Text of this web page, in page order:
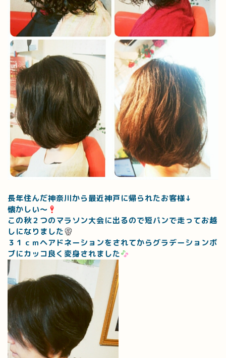
長年住んだ神奈川から最近神戸に帰られたお客様↓
懐かしい～
この秋２つのマラソン大会に出るので短パンで走ってお越
しになりました
３１ｃｍヘアドネーションをされてからグラデーションボ
ブにカッコ良く変身されました